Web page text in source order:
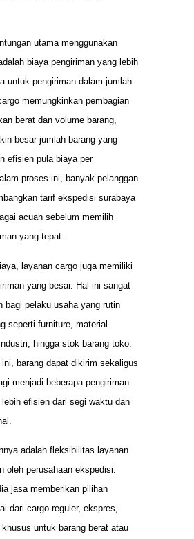
utama menggunakan
biaya pengiriman yang lebih
untuk pengiriman dalam jumlah
memungkinkan pembagian
berat dan volume barang,
besar jumlah barang yang
efisien pula biaya per
proses ini, banyak pelanggan
tarif ekspedisi surabaya
acuan sebelum memilih
yang tepat.
layanan cargo juga memiliki
yang besar. Hal ini sangat
bagi pelaku usaha yang rutin
seperti furniture, material
hingga stok barang toko.
barang dapat dikirim sekaligus
menjadi beberapa pengiriman
efisien dari segi waktu dan
adalah fleksibilitas layanan
oleh perusahaan ekspedisi.
jasa memberikan pilihan
dari cargo reguler, ekspres,
khusus untuk barang berat atau